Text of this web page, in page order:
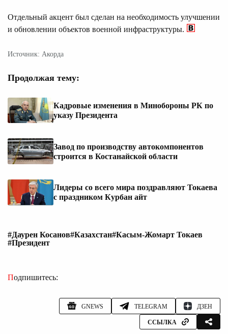
Отдельный акцент был сделан на необходимость улучшении
и обновлении объектов военной инфраструктуры.
Источник: Акорда
Продолжая тему:
Кадровые изменения в Минобороны РК по
указу Президента
Завод по производству автокомпонентов
строится в Костанайской области
Лидеры со всего мира поздравляют Токаева
с праздником Курбан айт
#Даурен Косанов#Казахстан#Касым-Жомарт Токаев
#Президент
Подпишитесь:
GNEWS TELEGRAM ДЗЕН
ССЫЛКА